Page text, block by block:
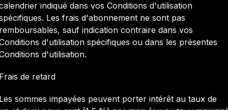
indiqué dans vos Conditions d'utilisation
Les frais d'abonnement ne sont pas
sauf indication contraire dans vos
d'utilisation spécifiques ou dans les présentes
d'utilisation.
de retard
sommes impayées peuvent porter intérêt au taux de